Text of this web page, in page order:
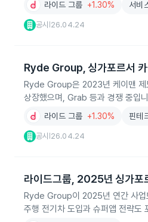
라이드 그룹 +1.30% 서비
공시 26.04.24
Ryde Group, 싱가포르서 카
Ryde Group은 2023년 케이맨 제
상장했으며, Grab 등과 경쟁 중입
라이드 그룹 +1.30% 핀테
공시 26.04.24
라이드그룹, 2025년 싱가포
Ryde Group이 2025년 연간 사업
주행 전기차 도입과 슈퍼앱 전략도